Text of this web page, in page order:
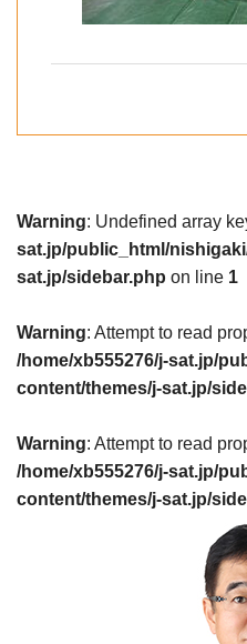
Warning: Undefined array
sat.jp/public_html/
sat.jp/sidebar.php on line 1
Warning: Attempt to read
/home/xb555276/j-sat.jp/
content/themes/j-sat.jp/
Warning: Attempt to read
/home/xb555276/j-sat.jp/
content/themes/j-sat.jp/